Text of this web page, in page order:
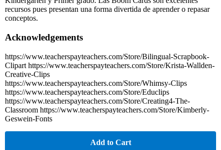
recursos pues presentan una forma divertida de aprender o repasar
conceptos.
Acknowledgements
https://www.teacherspayteachers.com/Store/Bilingual-Scrapbook-
Clipart https://www.teacherspayteachers.com/Store/Krista-Wallden-
Creative-Clips
https://www.teacherspayteachers.com/Store/Whimsy-Clips
https://www.teacherspayteachers.com/Store/Educlips
https://www.teacherspayteachers.com/Store/Creating4-The-
Classroom https://www.teacherspayteachers.com/Store/Kimberly-
Geswein-Fonts
Add to Cart